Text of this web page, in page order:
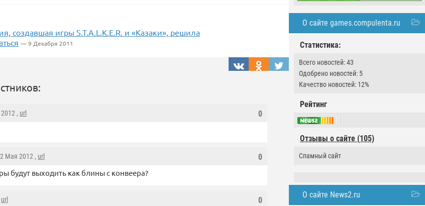
О сайте games.compulenta.ru
Статистика:
Всего новостей: 43
Одобрено новостей: 5
Качество новостей: 12%
Рейтинг
Отзывы о сайте (105)
Спамный сайт
О сайте News2.ru
создавшая игры S.T.A.L.K.E.R. и «Казаки», решила
— 9 Декабря 2011
0
, url
0
Мая 2012 , url
будут выходить как блины с конвеера?
0
url